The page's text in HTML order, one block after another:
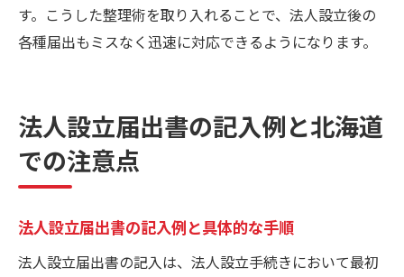
す。こうした整理術を取り入れることで、法人設立後の
各種届出もミスなく迅速に対応できるようになります。
法人設立届出書の記入例と北海道
での注意点
法人設立届出書の記入例と具体的な手順
法人設立届出書の記入は、法人設立手続きにおいて最初